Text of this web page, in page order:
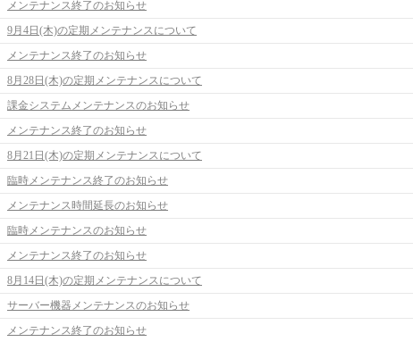
メンテナンス終了のお知らせ
9月4日(木)の定期メンテナンスについて
メンテナンス終了のお知らせ
8月28日(木)の定期メンテナンスについて
課金システムメンテナンスのお知らせ
メンテナンス終了のお知らせ
8月21日(木)の定期メンテナンスについて
臨時メンテナンス終了のお知らせ
メンテナンス時間延長のお知らせ
臨時メンテナンスのお知らせ
メンテナンス終了のお知らせ
8月14日(木)の定期メンテナンスについて
サーバー機器メンテナンスのお知らせ
メンテナンス終了のお知らせ